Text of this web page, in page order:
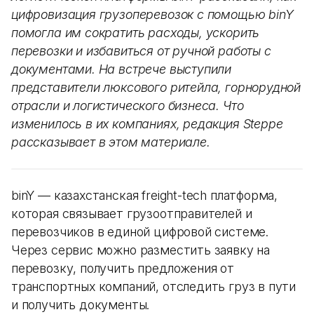
цифровизация грузоперевозок с помощью binY
помогла им сократить расходы, ускорить
перевозки и избавиться от ручной работы с
документами. На встрече выступили
представители люксового ритейла, горнорудной
отрасли и логистического бизнеса. Что
изменилось в их компаниях, редакция Steppe
рассказывает в этом материале.
binY — казахстанская freight-tech платформа,
которая связывает грузоотправителей и
перевозчиков в единой цифровой системе.
Через сервис можно разместить заявку на
перевозку, получить предложения от
транспортных компаний, отследить груз в пути
и получить документы.